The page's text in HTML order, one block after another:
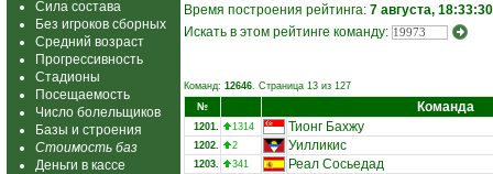
Сила состава
Без игроков сборных
Средний возраст
Прогрессивность
Стадионы
Посещаемость
Число болельщиков
Базы и строения
Стоимость баз
Деньги в кассе
Время построения рейтинга: 7 августа, 18:33:30
Искать в этом рейтинге команду:
Команд: 12646. Страница 13 из 127
№
Команда
1201. 1314 Тионг Бахжу
1202. 2 Уилликис
1203. 341 Реал Сосьедад